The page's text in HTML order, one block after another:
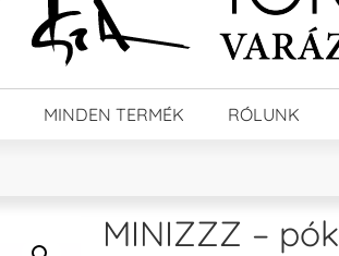
MINDEN TERMÉK RÓLUNK
MINIZZZ – pók